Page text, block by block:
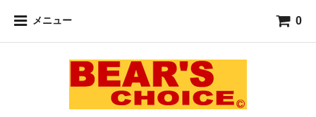
メニュー 0